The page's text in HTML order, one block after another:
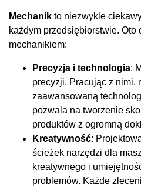
Mechanik to niezwykle
każdym przedsiębiorstwie. Oto
mechanikiem:
Precyzja i technologia:
precyzji. Pracując z nimi,
zaawansowaną
pozwala na tworzenie
produktów z ogromną
Kreatywność:
ścieżek narzędzi dla
kreatywnego i
problemów. Każde